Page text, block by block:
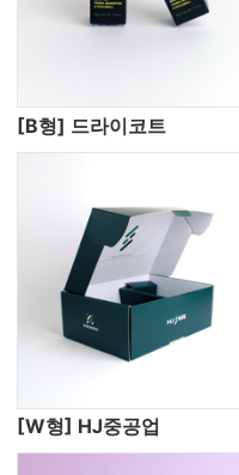
[B형] 드라이코트
[W형] HJ중공업